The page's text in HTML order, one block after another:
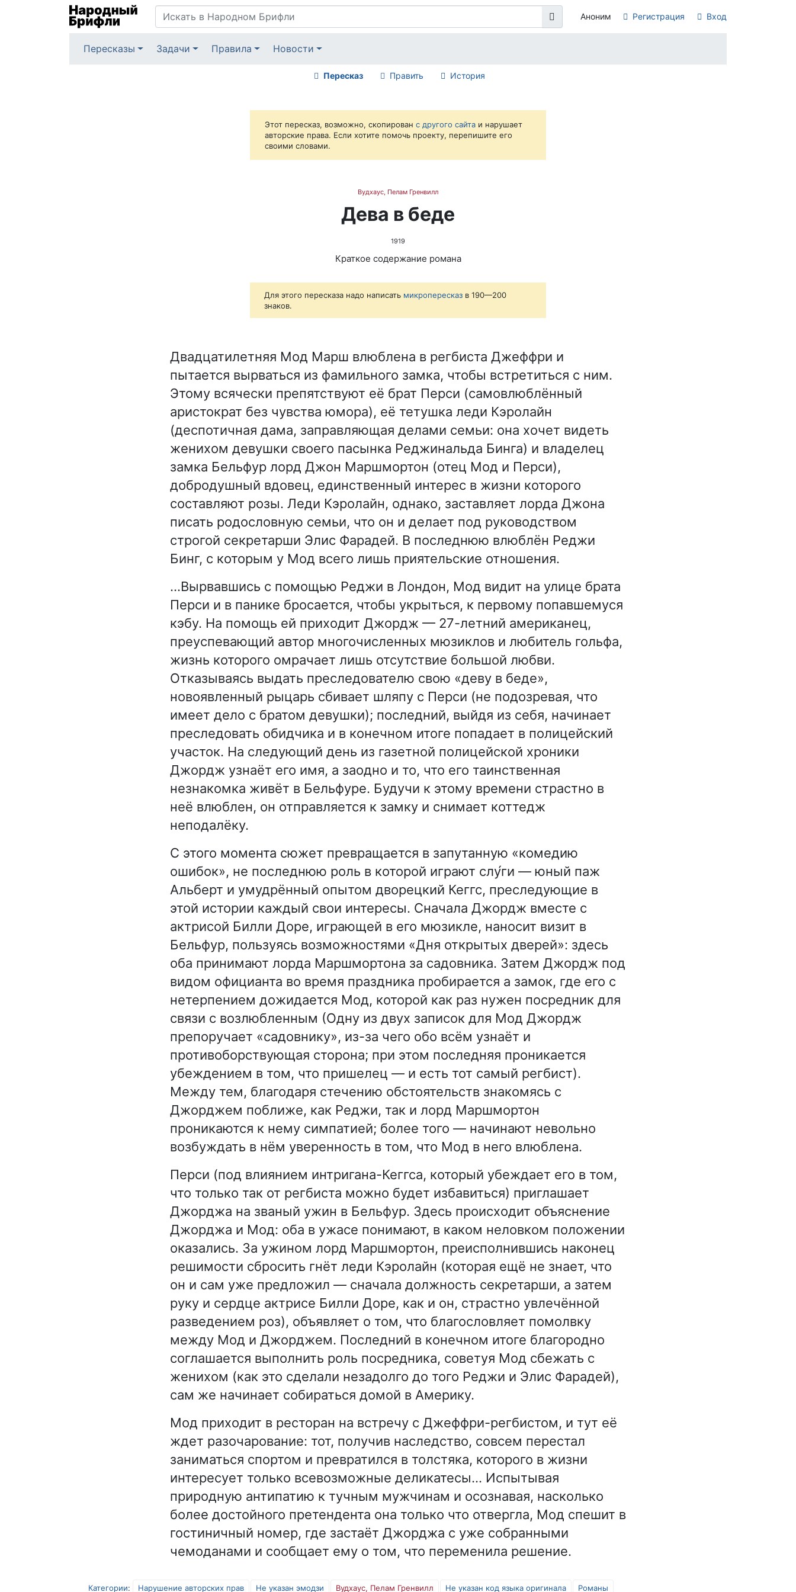
Аноним Регистрация Вход
Пересказы Задачи Правила Новости
Пересказ Править История
Этот пересказ, возможно, скопирован с другого сайта и нарушает
авторские права. Если хотите помочь проекту, перепишите его
своими словами.
Вудхаус, Пелам Гренвилл
Дева в беде
1919
Краткое содержание романа
Для этого пересказа надо написать микропересказ в 190—200
знаков.
Двадцатилетняя Мод Марш влюблена в регбиста Джеффри и
пытается вырваться из фамильного замка, чтобы встретиться с ним.
Этому всячески препятствуют её брат Перси (самовлюблённый
аристократ без чувства юмора), её тетушка леди Кэролайн
(деспотичная дама, заправляющая делами семьи: она хочет видеть
женихом девушки своего пасынка Реджинальда Бинга) и владелец
замка Бельфур лорд Джон Маршмортон (отец Мод и Перси),
добродушный вдовец, единственный интерес в жизни которого
составляют розы. Леди Кэролайн, однако, заставляет лорда Джона
писать родословную семьи, что он и делает под руководством
строгой секретарши Элис Фарадей. В последнюю влюблён Реджи
Бинг, с которым у Мод всего лишь приятельские отношения.
...Вырвавшись с помощью Реджи в Лондон, Мод видит на улице брата
Перси и в панике бросается, чтобы укрыться, к первому попавшемуся
кэбу. На помощь ей приходит Джордж — 27-летний американец,
преуспевающий автор многочисленных мюзиклов и любитель гольфа,
жизнь которого омрачает лишь отсутствие большой любви.
Отказываясь выдать преследователю свою «деву в беде»,
новоявленный рыцарь сбивает шляпу с Перси (не подозревая, что
имеет дело с братом девушки); последний, выйдя из себя, начинает
преследовать обидчика и в конечном итоге попадает в полицейский
участок. На следующий день из газетной полицейской хроники
Джордж узнаёт его имя, а заодно и то, что его таинственная
незнакомка живёт в Бельфуре. Будучи к этому времени страстно в
неё влюблен, он отправляется к замку и снимает коттедж
неподалёку.
С этого момента сюжет превращается в запутанную «комедию
ошибок», не последнюю роль в которой играют слу́ги — юный паж
Альберт и умудрённый опытом дворецкий Кеггс, преследующие в
этой истории каждый свои интересы. Сначала Джордж вместе с
актрисой Билли Доре, играющей в его мюзикле, наносит визит в
Бельфур, пользуясь возможностями «Дня открытых дверей»: здесь
оба принимают лорда Маршмортона за садовника. Затем Джордж под
видом официанта во время праздника пробирается а замок, где его с
нетерпением дожидается Мод, которой как раз нужен посредник для
связи с возлюбленным (Одну из двух записок для Мод Джордж
препоручает «садовнику», из-за чего обо всём узнаёт и
противоборствующая сторона; при этом последняя проникается
убеждением в том, что пришелец — и есть тот самый регбист).
Между тем, благодаря стечению обстоятельств знакомясь с
Джорджем поближе, как Реджи, так и лорд Маршмортон
проникаются к нему симпатией; более того — начинают невольно
возбуждать в нём уверенность в том, что Мод в него влюблена.
Перси (под влиянием интригана-Кеггса, который убеждает его в том,
что только так от регбиста можно будет избавиться) приглашает
Джорджа на званый ужин в Бельфур. Здесь происходит объяснение
Джорджа и Мод: оба в ужасе понимают, в каком неловком положении
оказались. За ужином лорд Маршмортон, преисполнившись наконец
решимости сбросить гнёт леди Кэролайн (которая ещё не знает, что
он и сам уже предложил — сначала должность секретарши, а затем
руку и сердце актрисе Билли Доре, как и он, страстно увлечённой
разведением роз), объявляет о том, что благословляет помолвку
между Мод и Джорджем. Последний в конечном итоге благородно
соглашается выполнить роль посредника, советуя Мод сбежать с
женихом (как это сделали незадолго до того Реджи и Элис Фарадей),
сам же начинает собираться домой в Америку.
Мод приходит в ресторан на встречу с Джеффри-регбистом, и тут её
ждет разочарование: тот, получив наследство, совсем перестал
заниматься спортом и превратился в толстяка, которого в жизни
интересует только всевозможные деликатесы... Испытывая
природную антипатию к тучным мужчинам и осознавая, насколько
более достойного претендента она только что отвергла, Мод спешит в
гостиничный номер, где застаёт Джорджа с уже собранными
чемоданами и сообщает ему о том, что переменила решение.
Категории: Нарушение авторских прав Не указан эмодзи Вудхаус, Пелам Гренвилл Не указан код языка оригинала Романы